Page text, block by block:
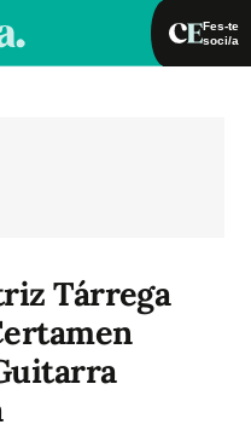
Fes-te
soci/a
Tárrega